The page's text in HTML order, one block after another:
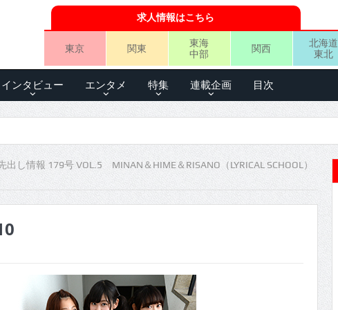
求人情報はこちら
東京 関東
東海
中部
関西
北海道
東北
インタビュー エンタメ 特集 連載企画 目次
出し情報 179号 VOL.5 MINAN＆HIME＆RISANO（LYRICAL SCHOOL）